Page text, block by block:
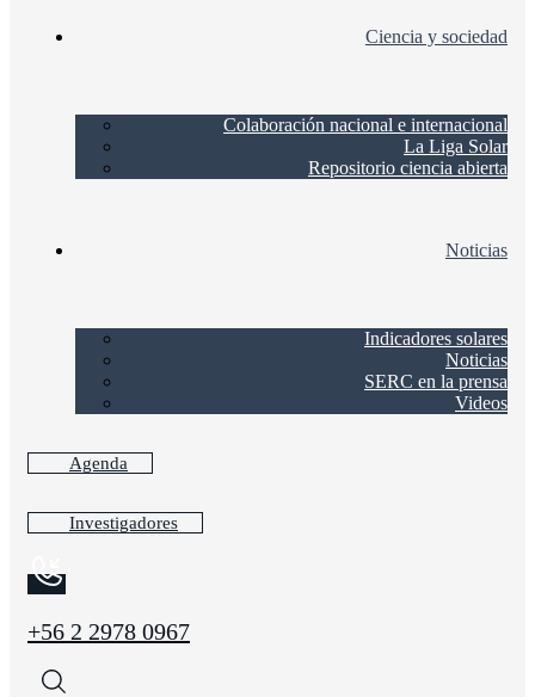
Ciencia y sociedad
Colaboración nacional e internacional
La Liga Solar
Repositorio ciencia abierta
Noticias
Indicadores solares
Noticias
SERC en la prensa
Videos
Agenda
Investigadores
+56 2 2978 0967